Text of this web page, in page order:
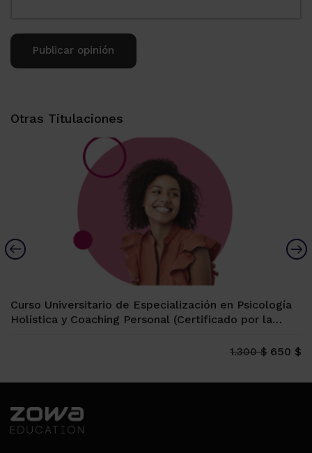
Otras Titulaciones
Curso Universitario de Especialización en Psicología
Holística y Coaching Personal (Certificado por la
1.300 $ 650 $